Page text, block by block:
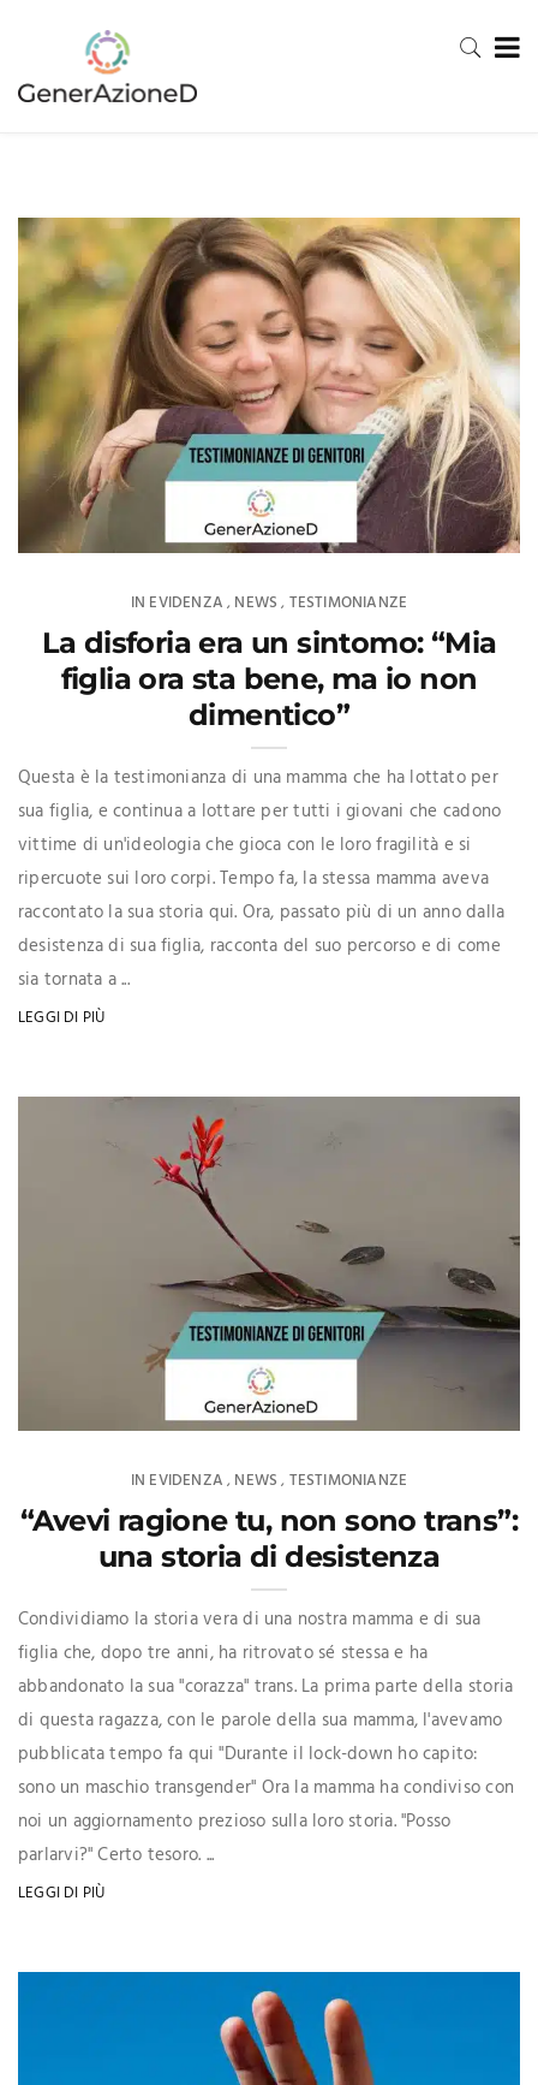
IN EVIDENZA , NEWS , TESTIMONIANZE
La disforia era un sintomo: “Mia
figlia ora sta bene, ma io non
dimentico”
Questa è la testimonianza di una mamma che ha lottato per
sua figlia, e continua a lottare per tutti i giovani che cadono
vittime di un'ideologia che gioca con le loro fragilità e si
ripercuote sui loro corpi. Tempo fa, la stessa mamma aveva
raccontato la sua storia qui. Ora, passato più di un anno dalla
desistenza di sua figlia, racconta del suo percorso e di come
sia tornata a ...
LEGGI DI PIÙ
IN EVIDENZA , NEWS , TESTIMONIANZE
“Avevi ragione tu, non sono trans”:
una storia di desistenza
Condividiamo la storia vera di una nostra mamma e di sua
figlia che, dopo tre anni, ha ritrovato sé stessa e ha
abbandonato la sua "corazza" trans. La prima parte della storia
di questa ragazza, con le parole della sua mamma, l'avevamo
pubblicata tempo fa qui "Durante il lock-down ho capito:
sono un maschio transgender" Ora la mamma ha condiviso con
noi un aggiornamento prezioso sulla loro storia. "Posso
parlarvi?" Certo tesoro. ...
LEGGI DI PIÙ